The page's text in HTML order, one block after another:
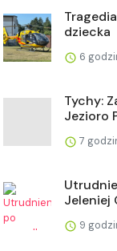
dziecka
6
Tychy:
Jezioro
7
Jeleniej
9